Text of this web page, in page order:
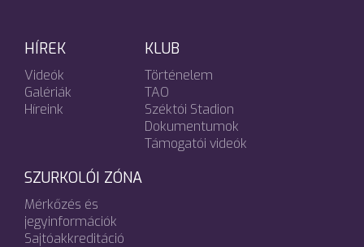
HÍREK
Videók
Galériák
Híreink
KLUB
Történelem
TAO
Széktói Stadion
Dokumentumok
Támogatói videók
SZURKOLÓI ZÓNA
Mérkőzés és
jegyinformációk
Sajtóakkreditáció